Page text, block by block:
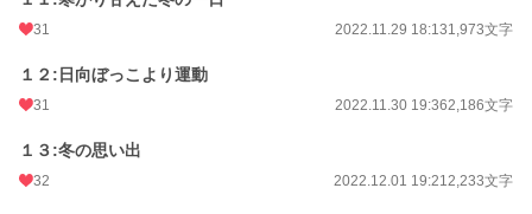
31 2022.11.29 18:131,973文字
１２:日向ぼっこより運動
31 2022.11.30 19:362,186文字
１３:冬の思い出
32 2022.12.01 19:212,233文字